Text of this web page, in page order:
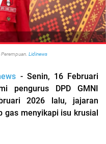
Lidinews
- Senin, 16 Februari
pengurus DPD GMNI
2026 lalu, jajaran
gas menyikapi isu krusial